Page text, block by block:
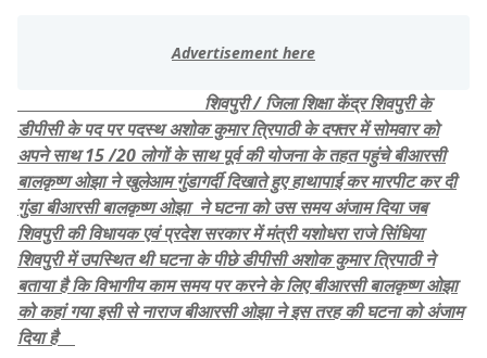
शिवपुरी / जिला शिक्षा केंद्र शिवपुरी के
डीपीसी के पद पर पदस्थ अशोक कुमार त्रिपाठी के दफ्तर में सोमवार को
अपने साथ 15 /20 लोगों के साथ पूर्व की योजना के तहत पहुंचे बीआरसी
बालकृष्ण ओझा ने खुलेआम गुंडागर्दी दिखाते हुए हाथापाई कर मारपीट कर दी
गुंडा बीआरसी बालकृष्ण ओझा ने घटना को उस समय अंजाम दिया जब
शिवपुरी की विधायक एवं प्रदेश सरकार में मंत्री यशोधरा राजे सिंधिया
शिवपुरी में उपस्थित थी घटना के पीछे डीपीसी अशोक कुमार त्रिपाठी ने
बताया है कि विभागीय काम समय पर करने के लिए बीआरसी बालकृष्ण ओझा
को कहां गया इसी से नाराज बीआरसी ओझा ने इस तरह की घटना को अंजाम
दिया है